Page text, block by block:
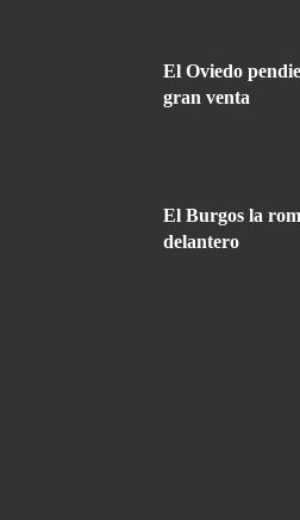
El Oviedo
gran venta
El Burgos la
delantero